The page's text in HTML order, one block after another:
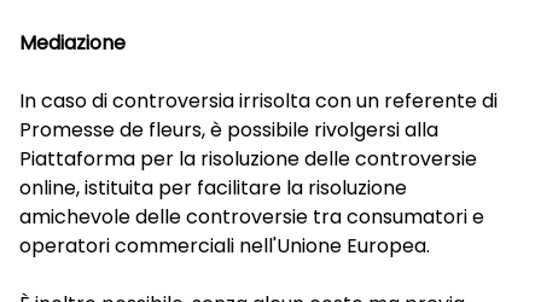
Mediazione
In caso di controversia irrisolta con un referente di
Promesse de fleurs, è possibile rivolgersi alla
Piattaforma per la risoluzione delle controversie
online, istituita per facilitare la risoluzione
amichevole delle controversie tra consumatori e
operatori commerciali nell'Unione Europea.